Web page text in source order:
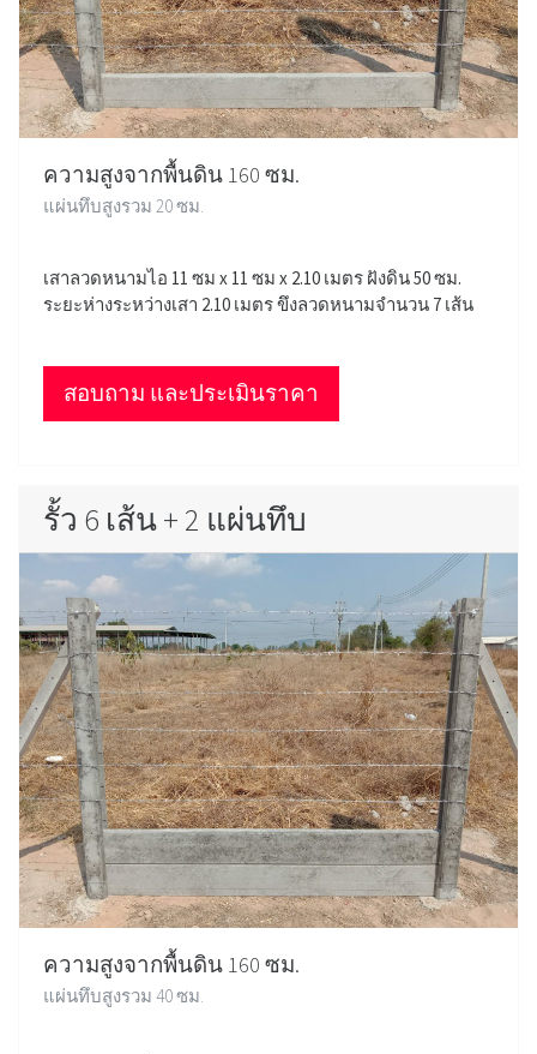
ความสูงจากพื้นดิน 160 ซม.
แผ่นทึบสูงรวม 20 ซม.
เสาลวดหนามไอ 11 ซม x 11 ซม x 2.10 เมตร ฝังดิน 50 ซม.
ระยะห่างระหว่างเสา 2.10 เมตร ขึงลวดหนามจำนวน 7 เส้น
สอบถาม และประเมินราคา
รั้ว 6 เส้น + 2 แผ่นทึบ
ความสูงจากพื้นดิน 160 ซม.
แผ่นทึบสูงรวม 40 ซม.